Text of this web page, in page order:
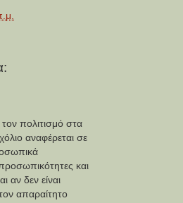
τον πολιτισμό στα
αναφέρεται σε
και
αν δεν είναι
απαραίτητο